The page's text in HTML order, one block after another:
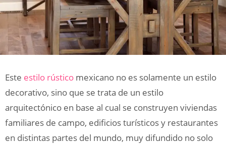
Este estilo rústico mexicano no es solamente un estilo
decorativo, sino que se trata de un estilo
arquitectónico en base al cual se construyen viviendas
familiares de campo, edificios turísticos y restaurantes
en distintas partes del mundo, muy difundido no solo